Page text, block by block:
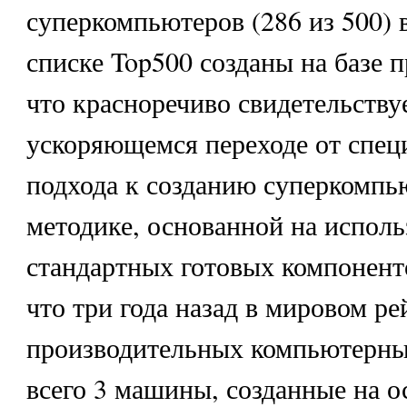
суперкомпьютеров (286 из 500)
списке Top500 созданы на базе
что красноречиво
ускоряющемся переходе от
подхода к созданию
методике, основанной на
стандартных готовых
что три года назад в мировом
производительных
всего 3 машины, созданные на